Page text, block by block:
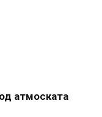
атмоската